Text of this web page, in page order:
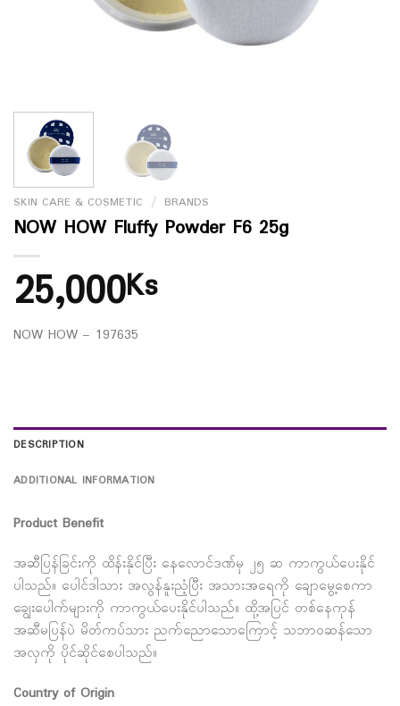
SKIN CARE & COSMETIC / BRANDS
NOW HOW Fluffy Powder F6 25g
25,000Ks
NOW HOW – 197635
DESCRIPTION
ADDITIONAL INFORMATION
Product Benefit
အဆီပြန်ခြင်းကို ထိန်းနိုင်ပြီး နေလောင်ဒဏ်မှ ၂၅ ဆ ကာကွယ်ပေးနိုင်
ပါသည်။ ပေါင်ဒါသား အလွန်နူးညံ့ပြီး အသားအရေကို ချောမွေ့စေကာ
ချွေးပေါက်များကို ကာကွယ်ပေးနိုင်ပါသည်။ ထို့အပြင် တစ်နေကုန်
အဆီမပြန်ပဲ မိတ်ကပ်သား ညက်ညောသောကြောင့် သဘာ၀ဆန်သော
အလှကို ပိုင်ဆိုင်စေပါသည်။
Country of Origin